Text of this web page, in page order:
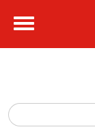
Toggle